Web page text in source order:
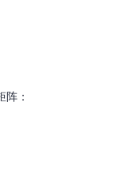
：